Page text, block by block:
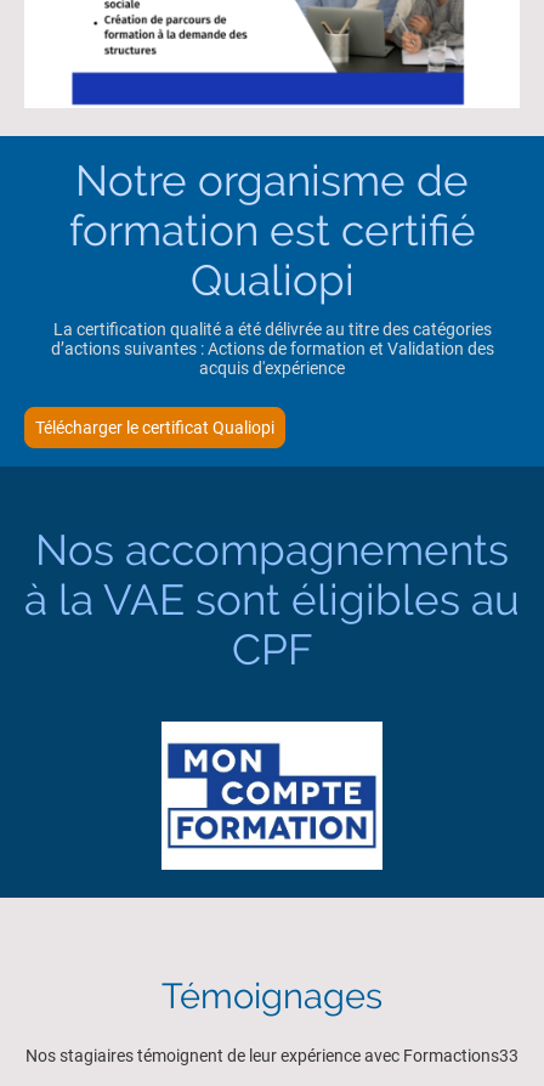
Notre organisme de
formation est certifié
Qualiopi
La certification qualité a été délivrée au titre des catégories
d’actions suivantes : Actions de formation et Validation des
acquis d'expérience
Télécharger le certificat Qualiopi
Nos accompagnements
à la VAE sont éligibles au
CPF
Témoignages
Nos stagiaires témoignent de leur expérience avec Formactions33